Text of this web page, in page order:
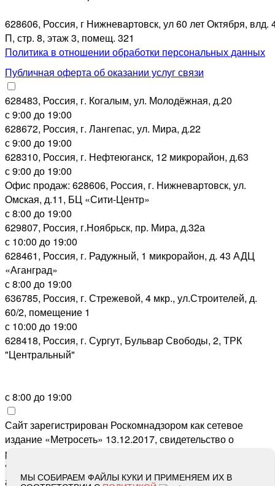
628606, Россия, г Нижневартовск, ул 60 лет Октября, влд.
П, стр. 8, этаж 3, помещ. 321
Политика в отношении обработки персональных данных
Публичная оферта об оказании услуг связи
628483, Россия, г. Когалым, ул. Молодёжная, д.20
с 9:00 до 19:00
628672, Россия, г. Лангепас, ул. Мира, д.22
с 9:00 до 19:00
628310, Россия, г. Нефтеюганск, 12 микрорайон, д.63
с 9:00 до 19:00
Офис продаж: 628606, Россия, г. Нижневартовск, ул.
Омская, д.11, БЦ «Сити-Центр»
с 8:00 до 19:00
629807, Россия, г.Ноябрьск, пр. Мира, д.32а
с 10:00 до 19:00
628461, Россия, г. Радужный, 1 микрорайон, д. 43 АДЦ
«Аганград»
с 8:00 до 19:00
636785, Россия, г. Стрежевой, 4 мкр., ул.Строителей, д.
60/2, помещение 1
с 10:00 до 19:00
628418, Россия, г. Сургут, Бульвар Свободы, 2, ТРК
"Центральный"
с 8:00 до 19:00
Сайт зарегистрирован Роскомнадзором как сетевое
издание «Метросеть» 13.12.2017, свидетельство о
регистрации СМИ ЭЛ № ФС 77-71864, учредитель: ООО
“Метросеть“, главный редактор: Ермошин С.Н.,
адрес электронной почты редакции:editor@metro-set.ru
МЫ СОБИРАЕМ ФАЙЛЫ КУКИ И ПРИМЕНЯЕМ ИХ В